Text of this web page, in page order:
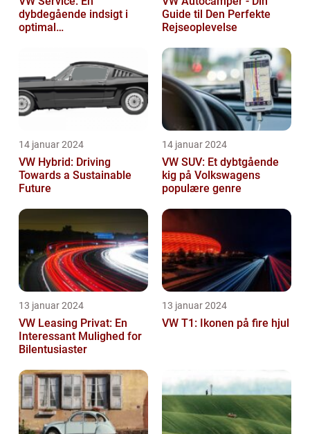
dybdegående indsigt i
optimal
Guide til Den Perfekte
Rejseoplevelse
14 januar 2024
VW Hybrid: Driving
Towards a Sustainable
Future
14 januar 2024
VW SUV: Et dybtgående
kig på Volkswagens
populære genre
13 januar 2024
VW Leasing Privat: En
Interessant Mulighed for
Bilentusiaster
13 januar 2024
VW T1: Ikonen på fire hjul